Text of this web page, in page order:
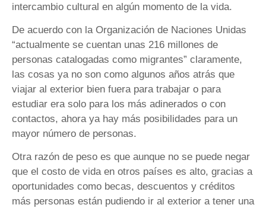
intercambio cultural en algún momento de la vida.
De acuerdo con la Organización de Naciones Unidas
“actualmente se cuentan unas 216 millones de
personas catalogadas como migrantes” claramente,
las cosas ya no son como algunos años atrás que
viajar al exterior bien fuera para trabajar o para
estudiar era solo para los más adinerados o con
contactos, ahora ya hay más posibilidades para un
mayor número de personas.
Otra razón de peso es que aunque no se puede negar
que el costo de vida en otros países es alto, gracias a
oportunidades como becas, descuentos y créditos
más personas están pudiendo ir al exterior a tener una